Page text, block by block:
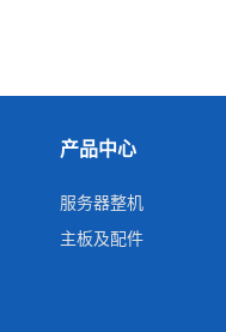
产品中心
服务器整机
主板及配件